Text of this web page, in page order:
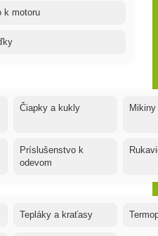
k motoru
Čiapky a kukly Mikiny
Príslušenstvo k
odevom
Tepláky a kraťasy